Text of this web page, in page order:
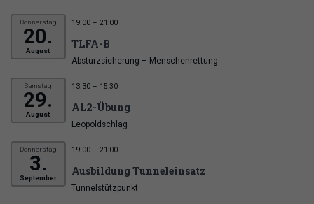
Donnerstag
20.
August
19:00 – 21:00
TLFA-B
Absturzsicherung – Menschenrettung
Samstag
29.
August
13:30 – 15:30
AL2-Übung
Leopoldschlag
Donnerstag
3.
September
19:00 – 21:00
Ausbildung Tunneleinsatz
Tunnelstützpunkt